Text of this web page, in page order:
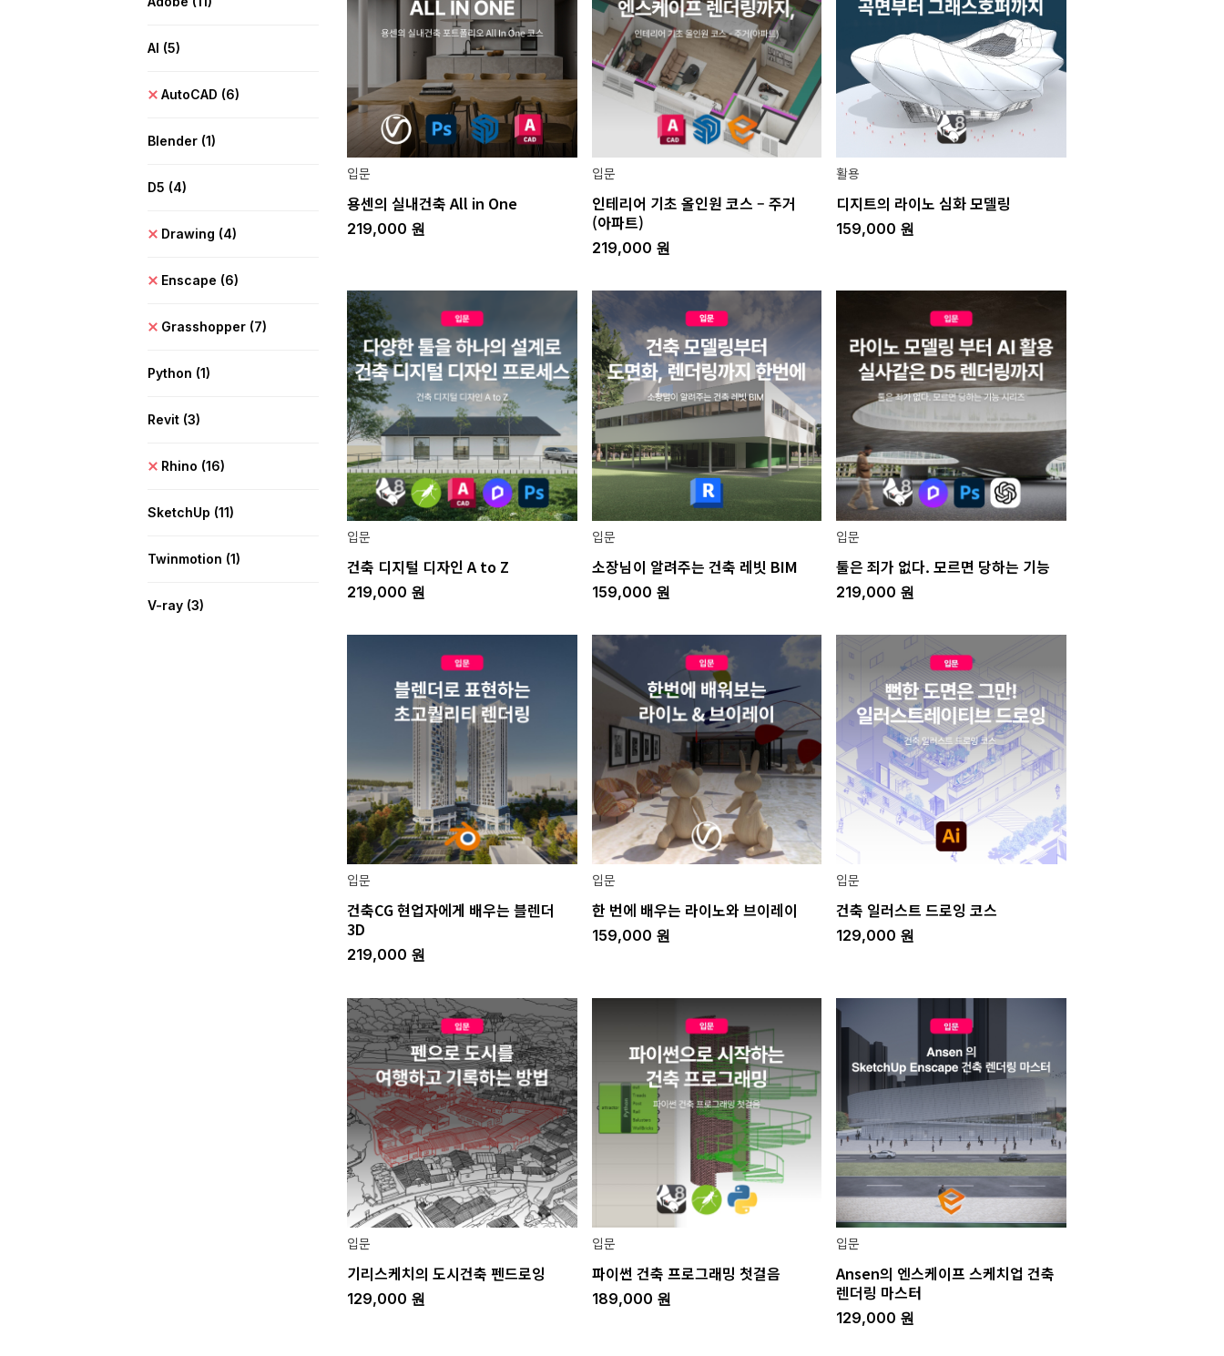
AI (5)
AutoCAD (6)
Blender (1)
D5 (4)
Drawing (4)
Enscape (6)
Grasshopper (7)
Python (1)
Revit (3)
Rhino (16)
SketchUp (11)
Twinmotion (1)
V-ray (3)
입문
용센의 실내건축 All in One
219,000 원
입문
인테리어 기초 올인원 코스 – 주거
(아파트)
219,000 원
활용
디지트의 라이노 심화 모델링
159,000 원
입문
건축 디지털 디자인 A to Z
219,000 원
입문
소장님이 알려주는 건축 레빗 BIM
159,000 원
입문
툴은 죄가 없다. 모르면 당하는 기능
219,000 원
입문
건축CG 현업자에게 배우는 블렌더
3D
219,000 원
입문
한 번에 배우는 라이노와 브이레이
159,000 원
입문
건축 일러스트 드로잉 코스
129,000 원
입문
기리스케치의 도시건축 펜드로잉
129,000 원
입문
파이썬 건축 프로그래밍 첫걸음
189,000 원
입문
Ansen의 엔스케이프 스케치업 건축
렌더링 마스터
129,000 원